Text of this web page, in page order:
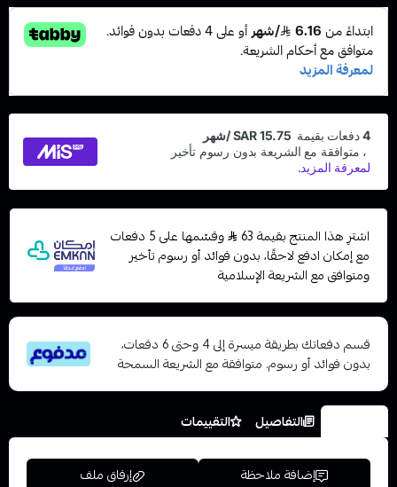
اشترِ هذا المنتج بقيمة 63
وقسّمها على 5 دفعات
مع إمكان ادفع لاحقًا، بدون فوائد أو رسوم تأخير
ومتوافق مع الشريعة الإسلامية
قسم دفعاتك بطريقة ميسرة إلى 4 وحتى 6 دفعات،
بدون فوائد أو رسوم. متوافقة مع الشريعة السمحة
التفاصيل التقييمات
إضافة ملاحظة إرفاق ملف